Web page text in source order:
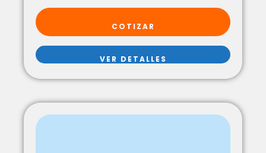
COTIZAR
VER DETALLES